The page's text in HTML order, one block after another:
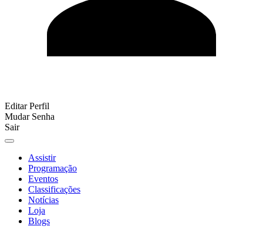
Editar Perfil
Mudar Senha
Sair
Assistir
Programação
Eventos
Classificações
Notícias
Loja
Blogs